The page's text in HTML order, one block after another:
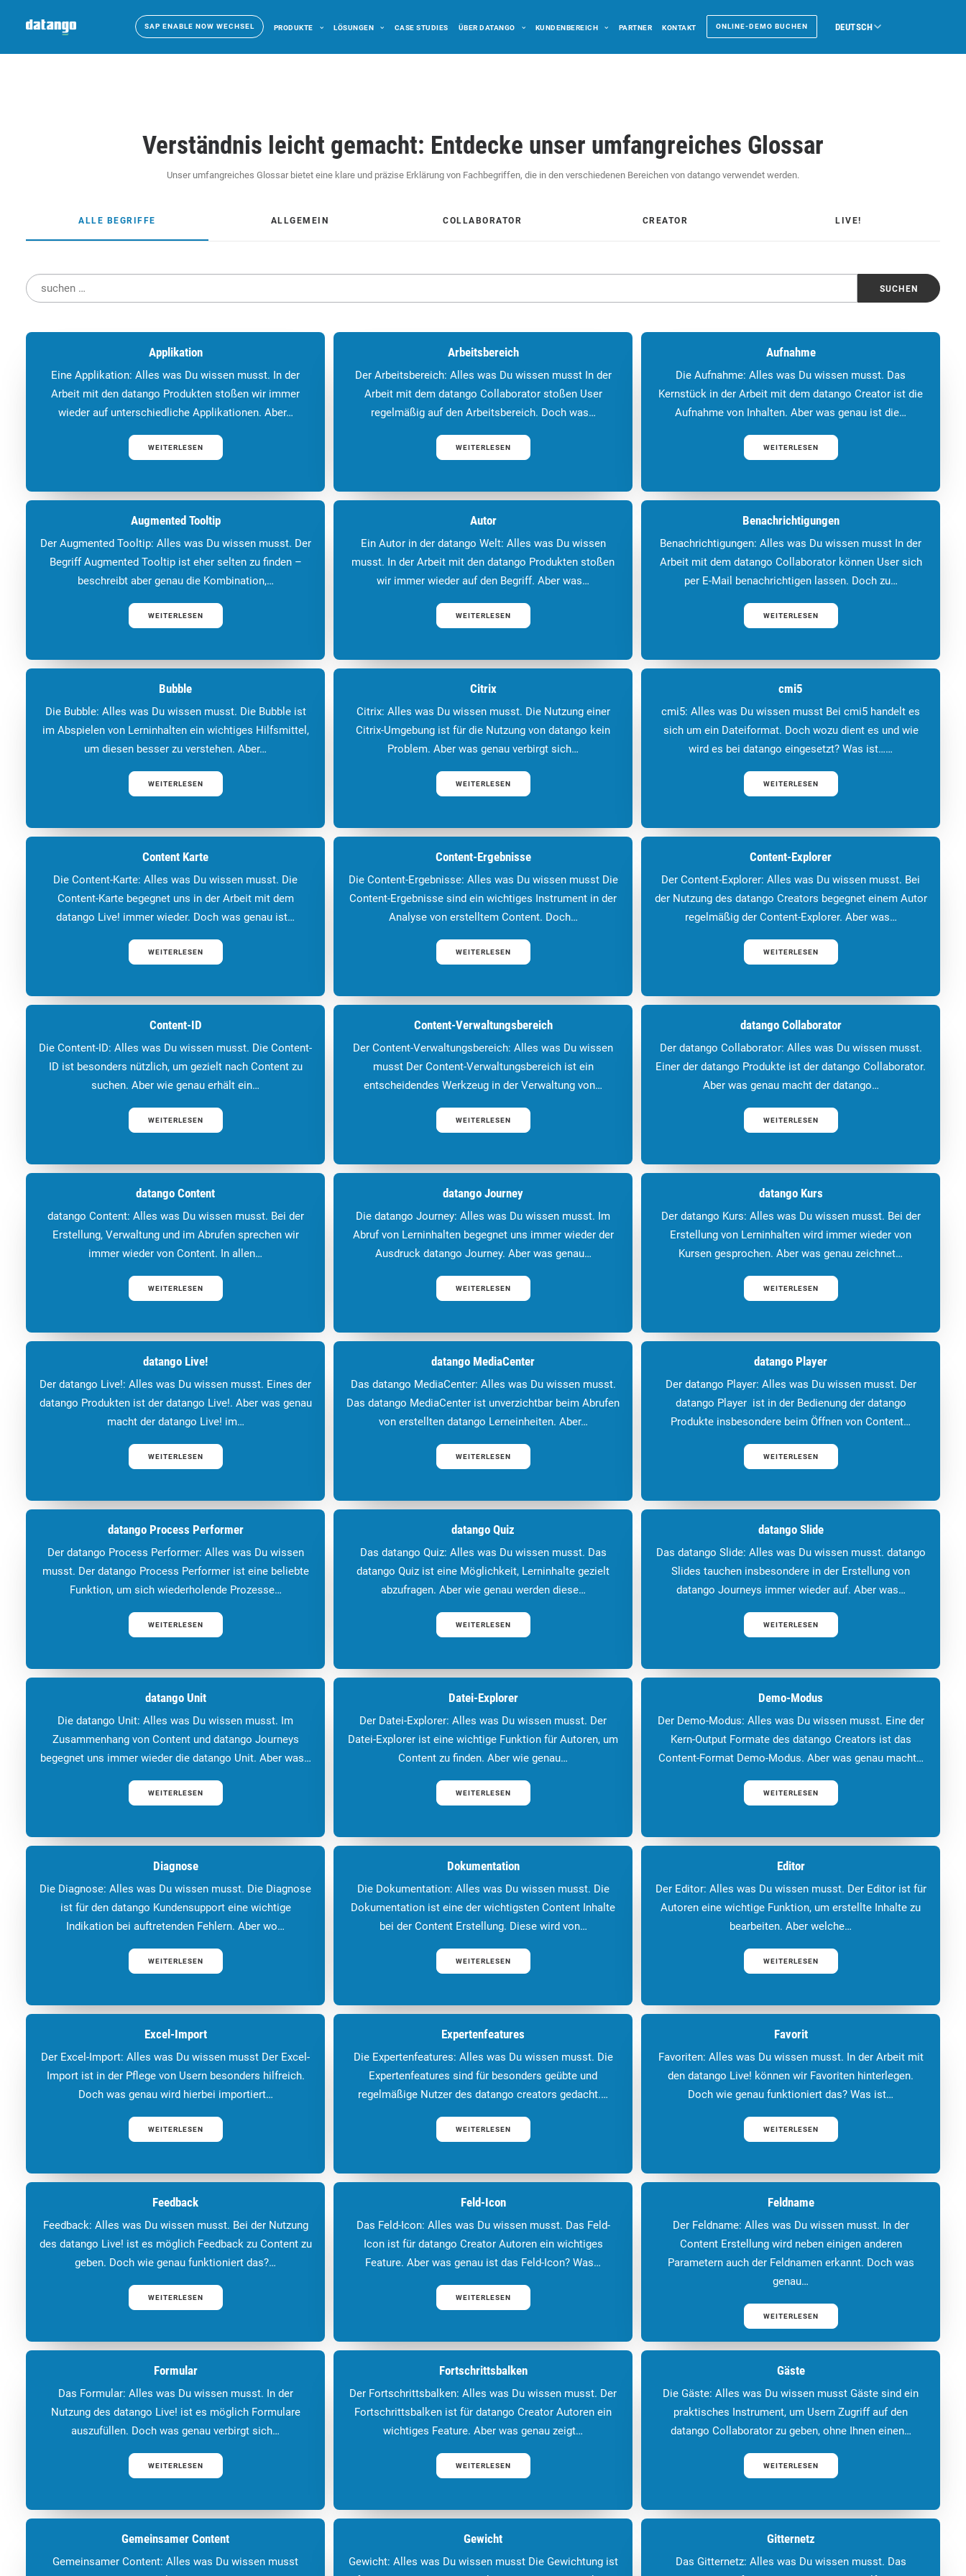
SAP ENABLE NOW WECHSEL PRODUKTE LÖSUNGEN CASE STUDIES ÜBER DATANGO KUNDENBEREICH PARTNER KONTAKT ONLINE-DEMO BUCHEN DEUTSCH
Verständnis leicht gemacht: Entdecke unser umfangreiches Glossar
Unser umfangreiches Glossar bietet eine klare und präzise Erklärung von Fachbegriffen, die in den verschiedenen Bereichen von datango verwendet werden.
ALLE BEGRIFFE ALLGEMEIN COLLABORATOR CREATOR LIVE!
Suchen
nach:
Applikation
Eine Applikation: Alles was Du wissen musst. In der
Arbeit mit den datango Produkten stoßen wir immer
wieder auf unterschiedliche Applikationen. Aber…
WEITERLESEN
Arbeitsbereich
Der Arbeitsbereich: Alles was Du wissen musst In der
Arbeit mit dem datango Collaborator stoßen User
regelmäßig auf den Arbeitsbereich. Doch was…
WEITERLESEN
Aufnahme
Die Aufnahme: Alles was Du wissen musst. Das
Kernstück in der Arbeit mit dem datango Creator ist die
Aufnahme von Inhalten. Aber was genau ist die…
WEITERLESEN
Augmented Tooltip
Der Augmented Tooltip: Alles was Du wissen musst. Der
Begriff Augmented Tooltip ist eher selten zu finden –
beschreibt aber genau die Kombination,…
WEITERLESEN
Autor
Ein Autor in der datango Welt: Alles was Du wissen
musst. In der Arbeit mit den datango Produkten stoßen
wir immer wieder auf den Begriff. Aber was…
WEITERLESEN
Benachrichtigungen
Benachrichtigungen: Alles was Du wissen musst In der
Arbeit mit dem datango Collaborator können User sich
per E-Mail benachrichtigen lassen. Doch zu…
WEITERLESEN
Bubble
Die Bubble: Alles was Du wissen musst. Die Bubble ist
im Abspielen von Lerninhalten ein wichtiges Hilfsmittel,
um diesen besser zu verstehen. Aber…
WEITERLESEN
Citrix
Citrix: Alles was Du wissen musst. Die Nutzung einer
Citrix-Umgebung ist für die Nutzung von datango kein
Problem. Aber was genau verbirgt sich…
WEITERLESEN
cmi5
cmi5: Alles was Du wissen musst Bei cmi5 handelt es
sich um ein Dateiformat. Doch wozu dient es und wie
wird es bei datango eingesetzt? Was ist……
WEITERLESEN
Content Karte
Die Content-Karte: Alles was Du wissen musst. Die
Content-Karte begegnet uns in der Arbeit mit dem
datango Live! immer wieder. Doch was genau ist…
WEITERLESEN
Content-Ergebnisse
Die Content-Ergebnisse: Alles was Du wissen musst Die
Content-Ergebnisse sind ein wichtiges Instrument in der
Analyse von erstelltem Content. Doch…
WEITERLESEN
Content-Explorer
Der Content-Explorer: Alles was Du wissen musst. Bei
der Nutzung des datango Creators begegnet einem Autor
regelmäßig der Content-Explorer. Aber was…
WEITERLESEN
Content-ID
Die Content-ID: Alles was Du wissen musst. Die Content-
ID ist besonders nützlich, um gezielt nach Content zu
suchen. Aber wie genau erhält ein…
WEITERLESEN
Content-Verwaltungsbereich
Der Content-Verwaltungsbereich: Alles was Du wissen
musst Der Content-Verwaltungsbereich ist ein
entscheidendes Werkzeug in der Verwaltung von…
WEITERLESEN
datango Collaborator
Der datango Collaborator: Alles was Du wissen musst.
Einer der datango Produkte ist der datango Collaborator.
Aber was genau macht der datango…
WEITERLESEN
datango Content
datango Content: Alles was Du wissen musst. Bei der
Erstellung, Verwaltung und im Abrufen sprechen wir
immer wieder von Content. In allen…
WEITERLESEN
datango Journey
Die datango Journey: Alles was Du wissen musst. Im
Abruf von Lerninhalten begegnet uns immer wieder der
Ausdruck datango Journey. Aber was genau…
WEITERLESEN
datango Kurs
Der datango Kurs: Alles was Du wissen musst. Bei der
Erstellung von Lerninhalten wird immer wieder von
Kursen gesprochen. Aber was genau zeichnet…
WEITERLESEN
datango Live!
Der datango Live!: Alles was Du wissen musst. Eines der
datango Produkten ist der datango Live!. Aber was genau
macht der datango Live! im…
WEITERLESEN
datango MediaCenter
Das datango MediaCenter: Alles was Du wissen musst.
Das datango MediaCenter ist unverzichtbar beim Abrufen
von erstellten datango Lerneinheiten. Aber…
WEITERLESEN
datango Player
Der datango Player: Alles was Du wissen musst. Der
datango Player ist in der Bedienung der datango
Produkte insbesondere beim Öffnen von Content…
WEITERLESEN
datango Process Performer
Der datango Process Performer: Alles was Du wissen
musst. Der datango Process Performer ist eine beliebte
Funktion, um sich wiederholende Prozesse…
WEITERLESEN
datango Quiz
Das datango Quiz: Alles was Du wissen musst. Das
datango Quiz ist eine Möglichkeit, Lerninhalte gezielt
abzufragen. Aber wie genau werden diese…
WEITERLESEN
datango Slide
Das datango Slide: Alles was Du wissen musst. datango
Slides tauchen insbesondere in der Erstellung von
datango Journeys immer wieder auf. Aber was…
WEITERLESEN
datango Unit
Die datango Unit: Alles was Du wissen musst. Im
Zusammenhang von Content und datango Journeys
begegnet uns immer wieder die datango Unit. Aber was…
WEITERLESEN
Datei-Explorer
Der Datei-Explorer: Alles was Du wissen musst. Der
Datei-Explorer ist eine wichtige Funktion für Autoren, um
Content zu finden. Aber wie genau…
WEITERLESEN
Demo-Modus
Der Demo-Modus: Alles was Du wissen musst. Eine der
Kern-Output Formate des datango Creators ist das
Content-Format Demo-Modus. Aber was genau macht…
WEITERLESEN
Diagnose
Die Diagnose: Alles was Du wissen musst. Die Diagnose
ist für den datango Kundensupport eine wichtige
Indikation bei auftretenden Fehlern. Aber wo…
WEITERLESEN
Dokumentation
Die Dokumentation: Alles was Du wissen musst. Die
Dokumentation ist eine der wichtigsten Content Inhalte
bei der Content Erstellung. Diese wird von…
WEITERLESEN
Editor
Der Editor: Alles was Du wissen musst. Der Editor ist für
Autoren eine wichtige Funktion, um erstellte Inhalte zu
bearbeiten. Aber welche…
WEITERLESEN
Excel-Import
Der Excel-Import: Alles was Du wissen musst Der Excel-
Import ist in der Pflege von Usern besonders hilfreich.
Doch was genau wird hierbei importiert…
WEITERLESEN
Expertenfeatures
Die Expertenfeatures: Alles was Du wissen musst. Die
Expertenfeatures sind für besonders geübte und
regelmäßige Nutzer des datango creators gedacht.…
WEITERLESEN
Favorit
Favoriten: Alles was Du wissen musst. In der Arbeit mit
den datango Live! können wir Favoriten hinterlegen.
Doch wie genau funktioniert das? Was ist…
WEITERLESEN
Feedback
Feedback: Alles was Du wissen musst. Bei der Nutzung
des datango Live! ist es möglich Feedback zu Content zu
geben. Doch wie genau funktioniert das?…
WEITERLESEN
Feld-Icon
Das Feld-Icon: Alles was Du wissen musst. Das Feld-
Icon ist für datango Creator Autoren ein wichtiges
Feature. Aber was genau ist das Feld-Icon? Was…
WEITERLESEN
Feldname
Der Feldname: Alles was Du wissen musst. In der
Content Erstellung wird neben einigen anderen
Parametern auch der Feldnamen erkannt. Doch was
genau…
WEITERLESEN
Formular
Das Formular: Alles was Du wissen musst. In der
Nutzung des datango Live! ist es möglich Formulare
auszufüllen. Doch was genau verbirgt sich…
WEITERLESEN
Fortschrittsbalken
Der Fortschrittsbalken: Alles was Du wissen musst. Der
Fortschrittsbalken ist für datango Creator Autoren ein
wichtiges Feature. Aber was genau zeigt…
WEITERLESEN
Gäste
Die Gäste: Alles was Du wissen musst Gäste sind ein
praktisches Instrument, um Usern Zugriff auf den
datango Collaborator zu geben, ohne Ihnen einen…
WEITERLESEN
Gemeinsamer Content
Gemeinsamer Content: Alles was Du wissen musst
Gewicht
Gewicht: Alles was Du wissen musst Die Gewichtung ist
Gitternetz
Das Gitternetz: Alles was Du wissen musst. Das